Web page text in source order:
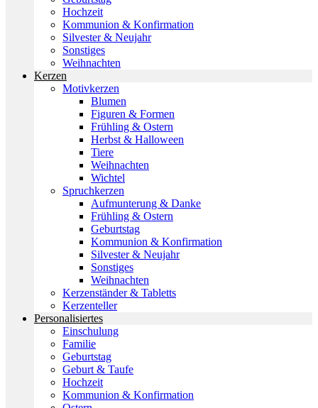
Hochzeit
Kommunion & Konfirmation
Silvester & Neujahr
Sonstiges
Weihnachten
Kerzen
Motivkerzen
Blumen
Figuren & Formen
Frühling & Ostern
Herbst & Halloween
Tiere
Weihnachten
Wichtel
Spruchkerzen
Aufmunterung & Danke
Frühling & Ostern
Geburtstag
Kommunion & Konfirmation
Silvester & Neujahr
Sonstiges
Weihnachten
Kerzenständer & Tabletts
Kerzenteller
Personalisiertes
Einschulung
Familie
Geburtstag
Geburt & Taufe
Hochzeit
Kommunion & Konfirmation